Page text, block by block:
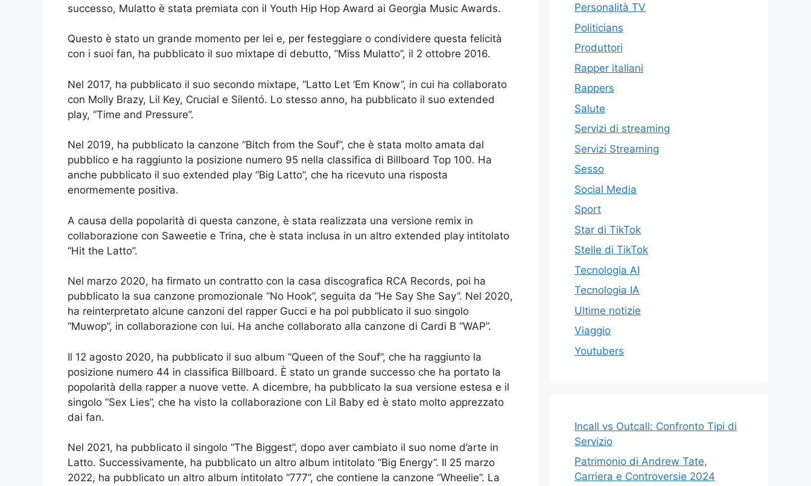
successo, Mulatto è stata premiata con il Youth Hip Hop Award ai Georgia Music Awards.
Questo è stato un grande momento per lei e, per festeggiare o condividere questa felicità
con i suoi fan, ha pubblicato il suo mixtape di debutto, “Miss Mulatto”, il 2 ottobre 2016.
Nel 2017, ha pubblicato il suo secondo mixtape, “Latto Let ‘Em Know”, in cui ha collaborato
con Molly Brazy, Lil Key, Crucial e Silentó. Lo stesso anno, ha pubblicato il suo extended
play, “Time and Pressure”.
Nel 2019, ha pubblicato la canzone “Bitch from the Souf”, che è stata molto amata dal
pubblico e ha raggiunto la posizione numero 95 nella classifica di Billboard Top 100. Ha
anche pubblicato il suo extended play “Big Latto”, che ha ricevuto una risposta
enormemente positiva.
A causa della popolarità di questa canzone, è stata realizzata una versione remix in
collaborazione con Saweetie e Trina, che è stata inclusa in un altro extended play intitolato
“Hit the Latto”.
Nel marzo 2020, ha firmato un contratto con la casa discografica RCA Records, poi ha
pubblicato la sua canzone promozionale “No Hook”, seguita da “He Say She Say”. Nel 2020,
ha reinterpretato alcune canzoni del rapper Gucci e ha poi pubblicato il suo singolo
“Muwop”, in collaborazione con lui. Ha anche collaborato alla canzone di Cardi B “WAP”.
Il 12 agosto 2020, ha pubblicato il suo album “Queen of the Souf”, che ha raggiunto la
posizione numero 44 in classifica Billboard. È stato un grande successo che ha portato la
popolarità della rapper a nuove vette. A dicembre, ha pubblicato la sua versione estesa e il
singolo “Sex Lies”, che ha visto la collaborazione con Lil Baby ed è stato molto apprezzato
dai fan.
Nel 2021, ha pubblicato il singolo “The Biggest”, dopo aver cambiato il suo nome d’arte in
Latto. Successivamente, ha pubblicato un altro album intitolato “Big Energy”. Il 25 marzo
2022, ha pubblicato un altro album intitolato “777”, che contiene la canzone “Wheelie”. La
Personalità TV
Politicians
Produttori
Rapper italiani
Rappers
Salute
Servizi di streaming
Servizi Streaming
Sesso
Social Media
Sport
Star di TikTok
Stelle di TikTok
Tecnologia AI
Tecnologia IA
Ultime notizie
Viaggio
Youtubers
Incall vs Outcall: Confronto Tipi di
Servizio
Patrimonio di Andrew Tate,
Carriera e Controversie 2024